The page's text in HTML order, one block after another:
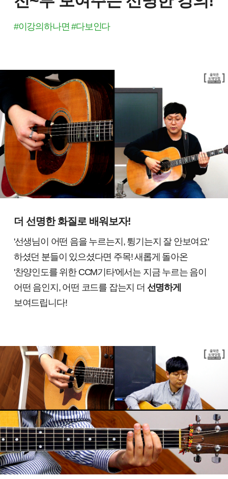
#이강의하나면 #다보인다
더 선명한 화질로 배워보자!
'선생님이 어떤 음을 누르는지, 튕기는지 잘 안보여요'
하셨던 분들이 있으셨다면 주목! 새롭게 돌아온
'찬양인도를 위한 CCM기타'에서는 지금 누르는 음이
어떤 음인지, 어떤 코드를 잡는지 더 선명하게
보여드립니다!